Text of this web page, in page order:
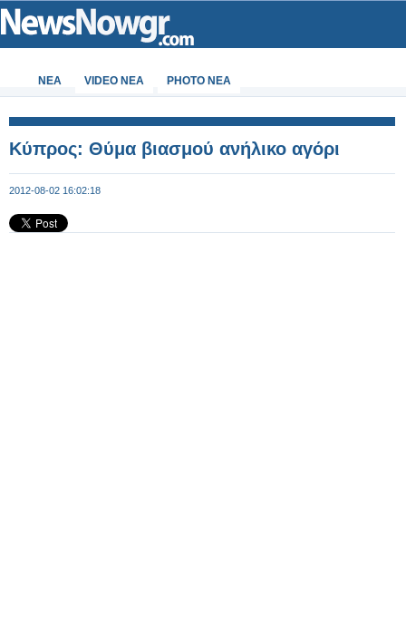
ΝΕΑ VIDEO NEA PHOTO NEA
Κύπρος: Θύμα βιασμού ανήλικο αγόρι
2012-08-02 16:02:18